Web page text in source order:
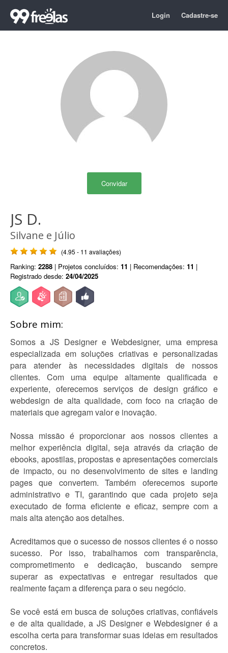
Login Cadastre-se
Convidar
JS D.
Silvane e Júlio
(4.95 - 11 avaliações)
Ranking: 2288 | Projetos concluídos: 11 | Recomendações: 11 |
Registrado desde: 24/04/2025
Sobre mim:
Somos a JS Designer e Webdesigner, uma empresa
especializada em soluções criativas e personalizadas
para atender às necessidades digitais de nossos
clientes. Com uma equipe altamente qualificada e
experiente, oferecemos serviços de design gráfico e
webdesign de alta qualidade, com foco na criação de
materiais que agregam valor e inovação.
Nossa missão é proporcionar aos nossos clientes a
melhor experiência digital, seja através da criação de
ebooks, apostilas, propostas e apresentações comerciais
de impacto, ou no desenvolvimento de sites e landing
pages que convertem. Também oferecemos suporte
administrativo e TI, garantindo que cada projeto seja
executado de forma eficiente e eficaz, sempre com a
mais alta atenção aos detalhes.
Acreditamos que o sucesso de nossos clientes é o nosso
sucesso. Por isso, trabalhamos com transparência,
comprometimento e dedicação, buscando sempre
superar as expectativas e entregar resultados que
realmente façam a diferença para o seu negócio.
Se você está em busca de soluções criativas, confiáveis
e de alta qualidade, a JS Designer e Webdesigner é a
escolha certa para transformar suas ideias em resultados
concretos.